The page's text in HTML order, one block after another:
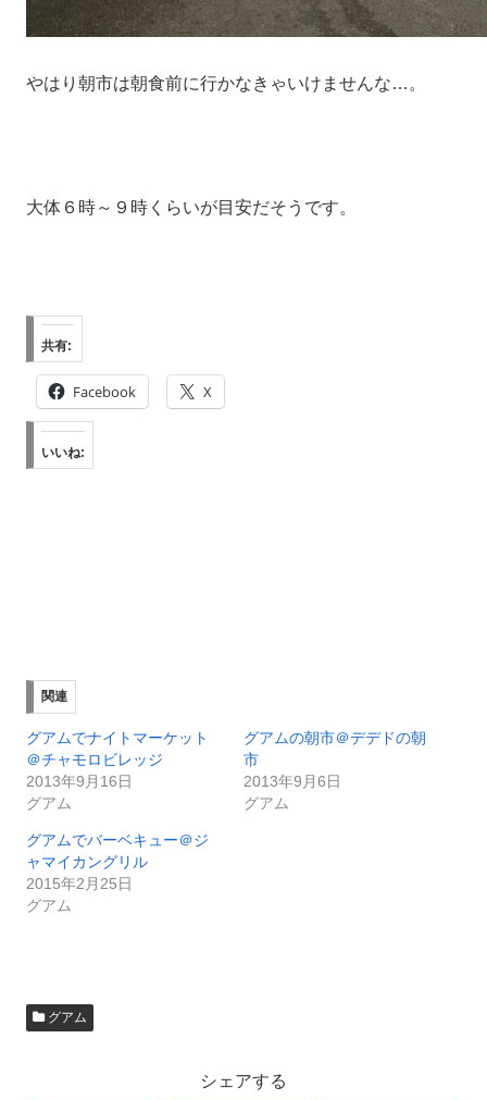
やはり朝市は朝食前に行かなきゃいけませんな…。
大体６時～９時くらいが目安だそうです。
共有:
Facebook X
いいね:
関連
グアムでナイトマーケット
＠チャモロビレッジ
2013年9月16日
グアム
グアムの朝市＠デデドの朝
市
2013年9月6日
グアム
グアムでバーベキュー＠ジ
ャマイカングリル
2015年2月25日
グアム
グアム
シェアする